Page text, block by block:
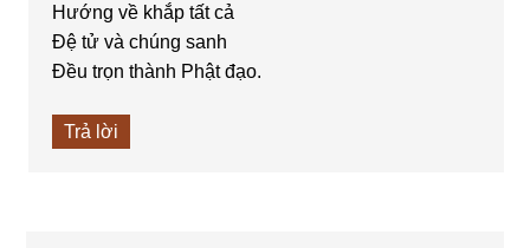
Hướng về khắp tất cả
Đệ tử và chúng sanh
Đều trọn thành Phật đạo.
Trả lời